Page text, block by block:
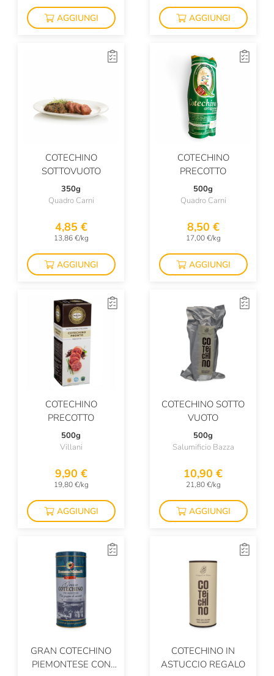
AGGIUNGI AGGIUNGI
COTECHINO
SOTTOVUOTO
350g
Quadro Carni
4,85 €
13,86 €/kg
AGGIUNGI
COTECHINO
PRECOTTO
500g
Quadro Carni
8,50 €
17,00 €/kg
AGGIUNGI
COTECHINO
PRECOTTO
500g
Villani
9,90 €
19,80 €/kg
AGGIUNGI
COTECHINO SOTTO
VUOTO
500g
Salumificio Bazza
10,90 €
21,80 €/kg
AGGIUNGI
GRAN COTECHINO
PIEMONTESE CON
COTECHINO IN
ASTUCCIO REGALO